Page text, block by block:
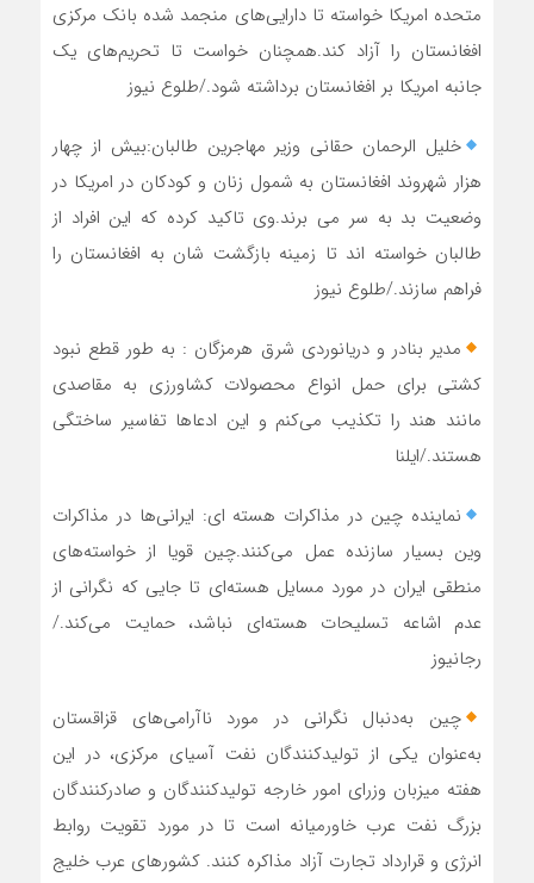
متحده امریکا خواسته تا دارایی‌های منجمد شده بانک مرکزی
افغانستان را آزاد کند.همچنان خواست تا تحریم‌های یک
جانبه امریکا بر افغانستان برداشته شود./طلوع نیوز
خلیل الرحمان حقانی وزیر مهاجرین طالبان:بیش از چهار
هزار شهروند افغانستان به شمول زنان و کودکان در امریکا در
وضعیت بد به سر می برند.وی تاکید کرده که این افراد از
طالبان خواسته اند تا زمینه بازگشت شان به افغانستان را
فراهم سازند./طلوع نیوز
مدیر بنادر و دریانوردی شرق هرمزگان : به طور قطع نبود
کشتی برای حمل انواع محصولات کشاورزی به مقاصدی
مانند هند را تکذیب می‌کنم و این ادعاها تفاسیر ساختگی
هستند./ایلنا
نماینده چین در مذاکرات هسته ای: ایرانی‌ها در مذاکرات
وین بسیار سازنده عمل می‌کنند.چین قویا از خواسته‌های
منطقی ایران در مورد مسایل هسته‌ای تا جایی که نگرانی از
عدم اشاعه تسلیحات هسته‌ای نباشد، حمایت می‌کند./
رجانیوز
چین به‌دنبال نگرانی در مورد ناآرامی‌های قزاقستان
به‌عنوان یکی از تولیدکنندگان نفت آسیای مرکزی، در این
هفته میزبان وزرای امور خارجه تولیدکنندگان و صادرکنندگان
بزرگ نفت عرب خاورمیانه است تا در مورد تقویت روابط
انرژی و قرارداد تجارت آزاد مذاکره کنند. کشورهای عرب خلیج